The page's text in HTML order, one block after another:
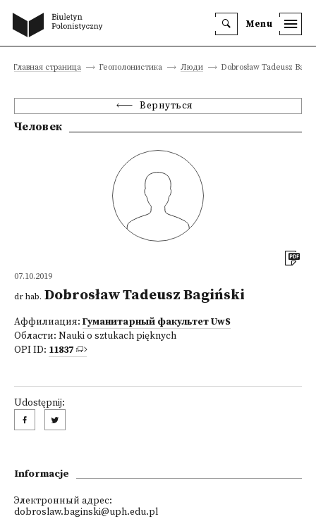
Menu
Главная страница Геополонистика Люди Dobrosław Tadeusz
Вернуться
Человек
07.10.2019
dr hab. Dobrosław Tadeusz Bagiński
Аффилиация: Гуманитарный факультет UwS
Области: Nauki o sztukach pięknych
OPI ID: 11837
Udostępnij:
Informacje
Электронный адрес:
dobroslaw.baginski@uph.edu.pl